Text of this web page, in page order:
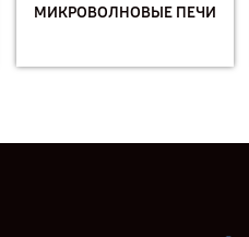
МИКРОВОЛНОВЫЕ ПЕЧИ